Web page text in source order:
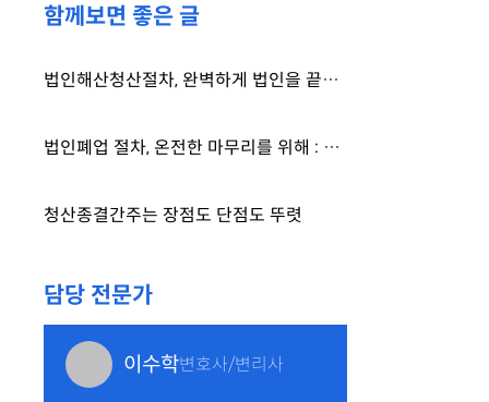
함께보면 좋은 글
법인해산청산절차, 완벽하게 법인을 끝내기 위해 알아야 하는 것은
법인폐업 절차, 온전한 마무리를 위해 : 해산청산등기, 파산, 해산간주
청산종결간주는 장점도 단점도 뚜렷
담당 전문가
이수학변호사/변리사